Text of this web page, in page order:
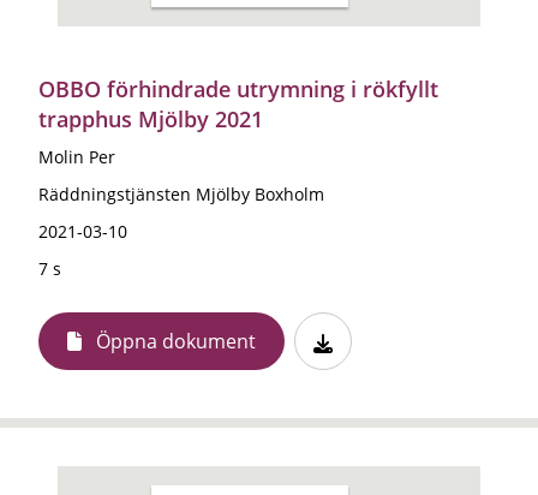
OBBO förhindrade utrymning i rökfyllt
trapphus Mjölby 2021
Molin Per
Räddningstjänsten Mjölby Boxholm
2021-03-10
7 s
Öppna dokument